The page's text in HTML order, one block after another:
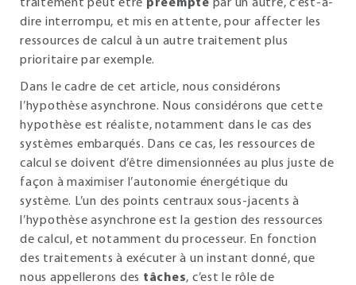
traitement peut être préempté par un autre, c’est-à-
dire interrompu, et mis en attente, pour affecter les
ressources de calcul à un autre traitement plus
prioritaire par exemple.
Dans le cadre de cet article, nous considérons
l’hypothèse asynchrone. Nous considérons que cette
hypothèse est réaliste, notamment dans le cas des
systèmes embarqués. Dans ce cas, les ressources de
calcul se doivent d’être dimensionnées au plus juste de
façon à maximiser l’autonomie énergétique du
système. L’un des points centraux sous-jacents à
l’hypothèse asynchrone est la gestion des ressources
de calcul, et notamment du processeur. En fonction
des traitements à exécuter à un instant donné, que
nous appellerons des tâches, c’est le rôle de